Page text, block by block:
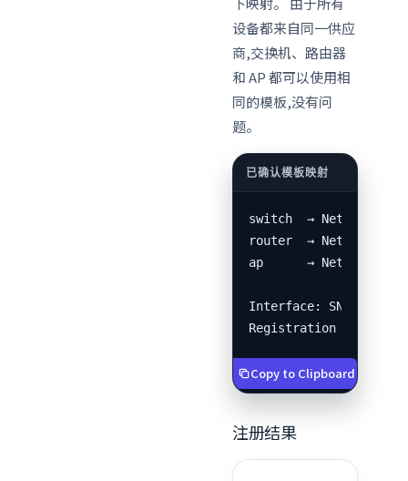
设备都来自同一供应
商,交换机、路由器
和 AP 都可以使用相
同的模板,没有问
题。
switch  → Network
router  → Network
ap      → Network
Interface: SNMP v2c /
Registration Status:
Copy to Clipboard
注册结果